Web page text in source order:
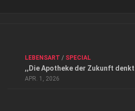
Datenschutzerklärung
Top Magazin Dresden / Ostsachsen
LEBENSART / SPECIAL
,,Die Apotheke der Zukunft
APR. 1, 2026